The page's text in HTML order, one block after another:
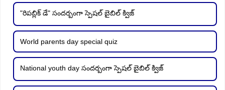
"రిపబ్లిక్ డే" సందర్బంగా స్పెషల్ బైబిల్ క్విజ్
World parents day special quiz
National youth day సందర్బంగా స్పెషల్ బైబిల్ క్విజ్